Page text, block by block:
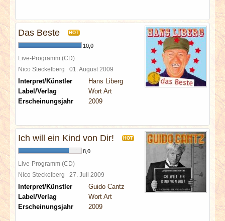
Das Beste HOT
10,0
Live-Programm (CD)
Nico Steckelberg 01. August 2009
Interpret/Künstler
Hans Liberg
Label/Verlag
Wort Art
Erscheinungsjahr
2009
Ich will ein Kind von Dir! HOT
8,0
Live-Programm (CD)
Nico Steckelberg 27. Juli 2009
Interpret/Künstler
Guido Cantz
Label/Verlag
Wort Art
Erscheinungsjahr
2009